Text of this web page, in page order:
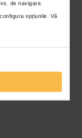
de navigare.
opțiunile. Vă